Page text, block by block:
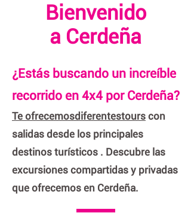
Bienvenido
a Cerdeña
¿Estás buscando un increíble
recorrido en 4x4 por Cerdeña?
Te ofrecemosdiferentestours con
salidas desde los principales
destinos turísticos . Descubre las
excursiones compartidas y privadas
que ofrecemos en Cerdeña.